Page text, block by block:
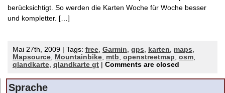
berücksichtigt. So werden die Karten Woche für Woche besser
und kompletter. […]
Mai 27th, 2009 | Tags: free, Garmin, gps, karten, maps,
Mapsource, Mountainbike, mtb, openstreetmap, osm,
qlandkarte, qlandkarte gt Comments are closed
Sprache